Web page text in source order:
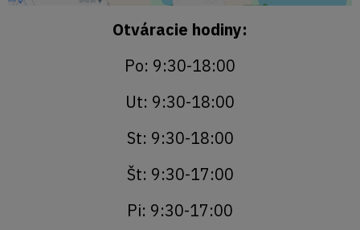
Otváracie hodiny:
Po: 9:30-18:00
Ut: 9:30-18:00
St: 9:30-18:00
Št: 9:30-17:00
Pi: 9:30-17:00